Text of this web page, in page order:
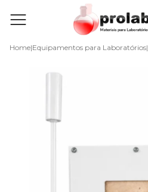
Home|Equipamentos para Laboratórios|